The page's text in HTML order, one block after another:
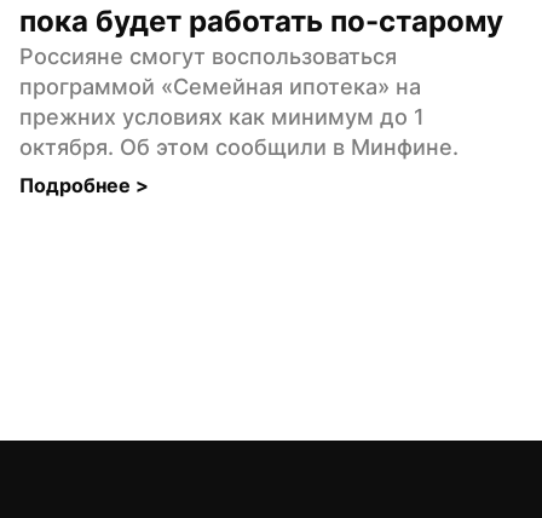
пока будет работать по-старому
Россияне смогут воспользоваться
программой «Семейная ипотека» на
прежних условиях как минимум до 1
октября. Об этом сообщили в Минфине.
Подробнее >